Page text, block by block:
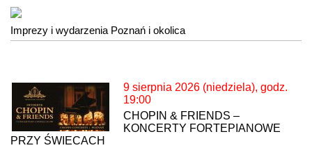
Imprezy i wydarzenia Poznań i okolica
9 sierpnia 2026 (niedziela), godz.
19:00
CHOPIN & FRIENDS –
KONCERTY FORTEPIANOWE
PRZY ŚWIECACH